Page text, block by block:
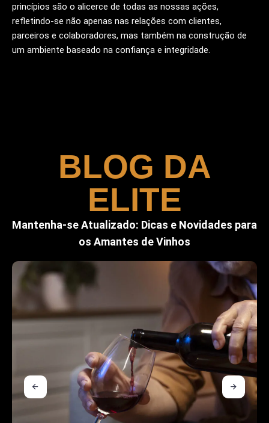
princípios são o alicerce de todas as nossas ações,
refletindo-se não apenas nas relações com clientes,
parceiros e colaboradores, mas também na construção de
um ambiente baseado na confiança e integridade.
BLOG DA
ELITE
Mantenha-se Atualizado: Dicas e Novidades para
os Amantes de Vinhos